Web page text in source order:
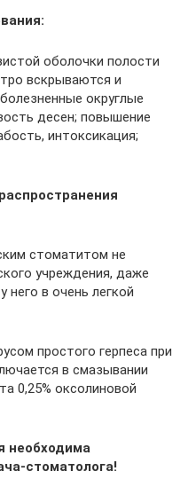
оболочки полости
вскрываются и
округлые
десен; повышение
интоксикация;
стоматитом не
учреждения, даже
него в очень легкой
простого герпеса при
в смазывании
0,25% оксолиновой
необходима
стоматолога!